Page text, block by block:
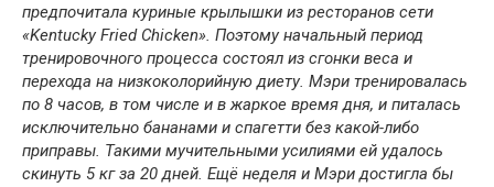
предпочитала куриные крылышки из ресторанов сети
«Kentucky Fried Chicken». Поэтому начальный период
тренировочного процесса состоял из сгонки веса и
перехода на низкоколорийную диету. Мэри тренировалась
по 8 часов, в том числе и в жаркое время дня, и питалась
исключительно бананами и спагетти без какой-либо
приправы. Такими мучительными усилиями ей удалось
скинуть 5 кг за 20 дней. Ещё неделя и Мэри достигла бы